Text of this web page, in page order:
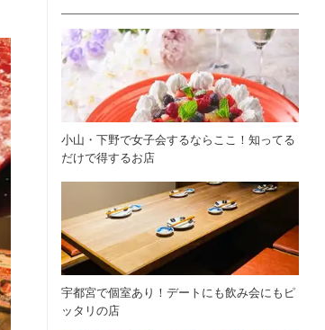
小山・下野で女子会するならここ！知ってる
だけで得するお店
宇都宮で個室あり！デートにも飲み会にもピ
ッタリの店